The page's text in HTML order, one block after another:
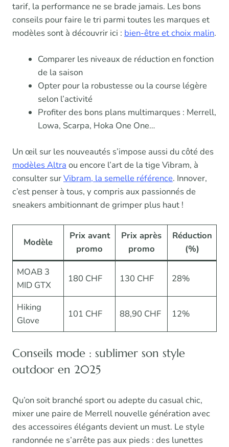
tarif, la performance ne se brade jamais. Les bons
conseils pour faire le tri parmi toutes les marques et
modèles sont à découvrir ici : bien-être et choix malin.
Comparer les niveaux de réduction en fonction
de la saison
Opter pour la robustesse ou la course légère
selon l’activité
Profiter des bons plans multimarques : Merrell,
Lowa, Scarpa, Hoka One One…
Un œil sur les nouveautés s’impose aussi du côté des
modèles Altra ou encore l’art de la tige Vibram, à
consulter surVibram, la semelle référence. Innover,
c’est penser à tous, y compris aux passionnés de
sneakers ambitionnant de grimper plus haut !
Modèle
Prix avant
promo
Prix après
promo
Réduction
(%)
MOAB 3
MID GTX
180 CHF 130 CHF 28%
Hiking
Glove
101 CHF 88,90 CHF 12%
Conseils mode : sublimer son style
outdoor en 2025
Qu’on soit branché sport ou adepte du casual chic,
mixer une paire de Merrell nouvelle génération avec
des accessoires élégants devient un must. Le style
randonnée ne s’arrête pas aux pieds : des lunettes